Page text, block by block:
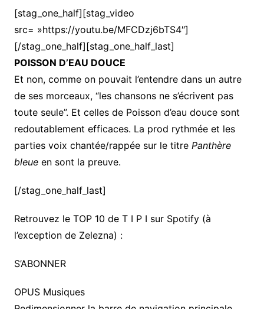
[stag_one_half][stag_video
src= »https://youtu.be/MFCDzj6bTS4″]
[/stag_one_half][stag_one_half_last]
POISSON D’EAU DOUCE
Et non, comme on pouvait l’entendre dans un autre
de ses morceaux, “les chansons ne s’écrivent pas
toute seule”. Et celles de Poisson d’eau douce sont
redoutablement efficaces. La prod rythmée et les
parties voix chantée/rappée sur le titre Panthère
bleueen sont la preuve.
[/stag_one_half_last]
Retrouvez le TOP 10 de T I P I sur Spotify (à
l’exception de Zelezna) :
S’ABONNER
OPUS Musiques